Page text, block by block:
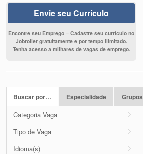
Envie seu Currículo
Encontre seu Emprego – Cadastre seu currículo no
Jobroller gratuitamente e por tempo ilimitado.
Tenha acesso a milhares de vagas de emprego.
Buscar por… Especialidade Grupos
Categoria Vaga
Tipo de Vaga
Idioma(s)